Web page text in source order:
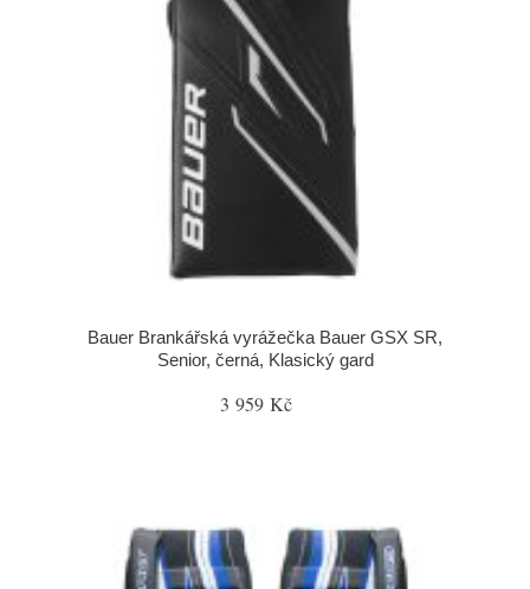
Bauer Brankářská vyrážečka Bauer GSX SR,
Senior, černá, Klasický gard
3 959 Kč